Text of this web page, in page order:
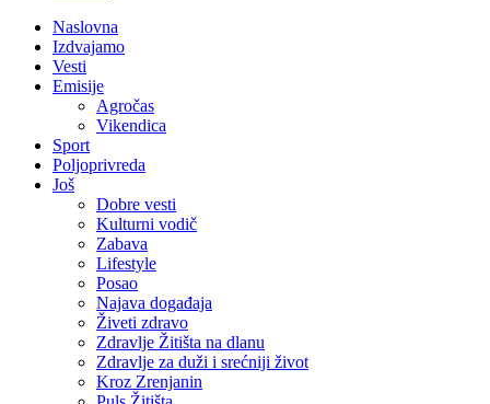
Naslovna
Izdvajamo
Vesti
Emisije
Agročas
Vikendica
Sport
Poljoprivreda
Još
Dobre vesti
Kulturni vodič
Zabava
Lifestyle
Posao
Najava događaja
Živeti zdravo
Zdravlje Žitišta na dlanu
Zdravlje za duži i srećniji život
Kroz Zrenjanin